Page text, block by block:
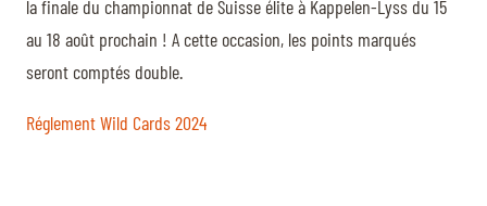
la finale du championnat de Suisse élite à Kappelen-Lyss du 15
au 18 août prochain ! A cette occasion, les points marqués
seront comptés double.
Réglement Wild Cards 2024